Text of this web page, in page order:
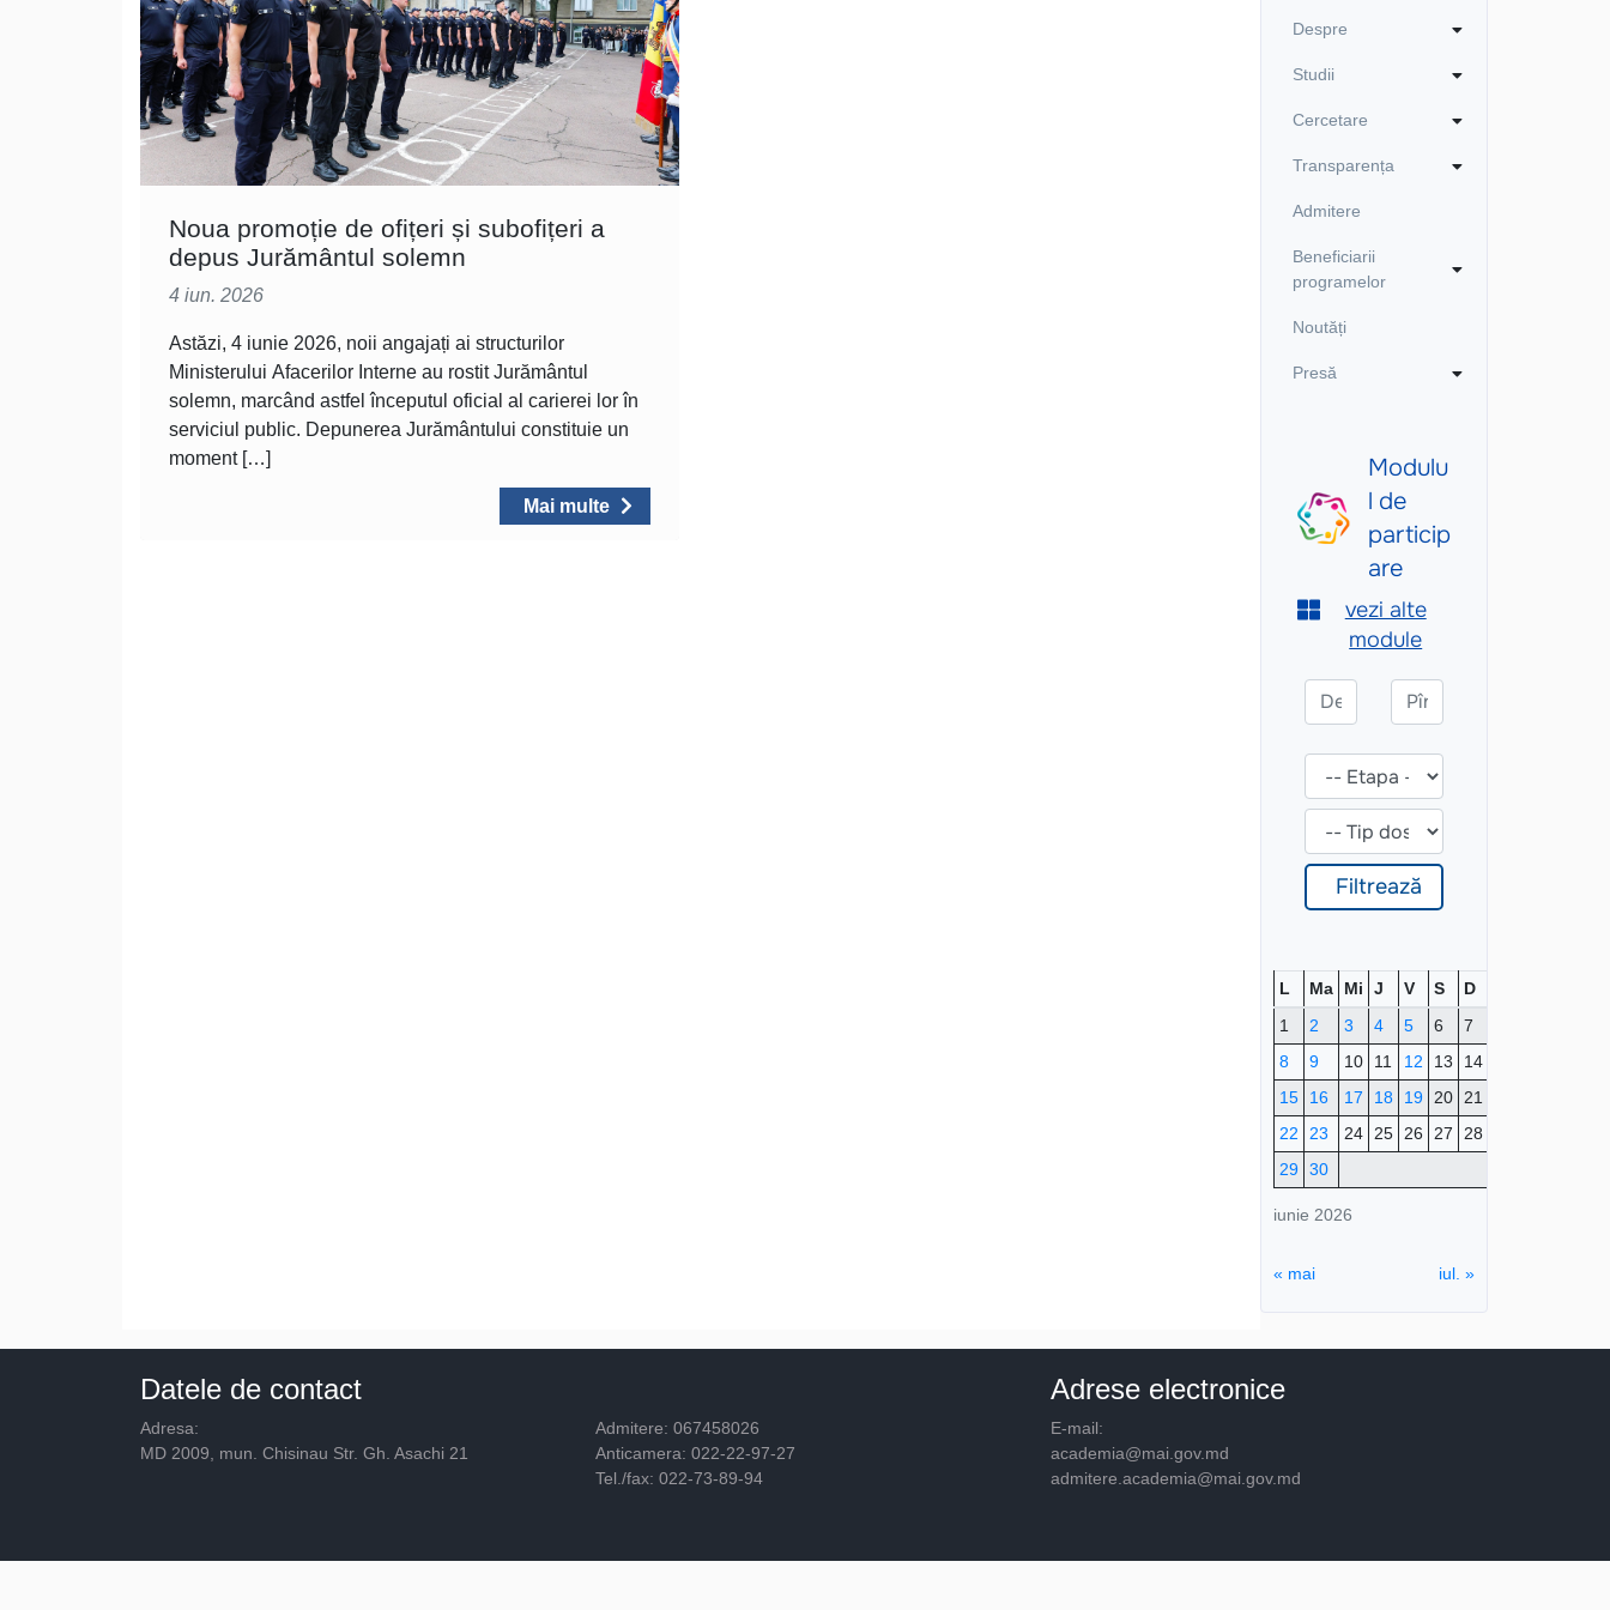
Noua promoție de ofițeri și subofițeri a
depus Jurământul solemn
4 iun. 2026
Astăzi, 4 iunie 2026, noii angajați ai structurilor
Ministerului Afacerilor Interne au rostit Jurământul
solemn, marcând astfel începutul oficial al carierei lor în
serviciul public. Depunerea Jurământului constituie un
moment […]
Mai multe
Despre
Studii
Cercetare
Transparența
Admitere
Beneficiarii
programelor
Noutăți
Presă
iunie 2026
L Ma Mi J V S
D
1
2 3 4 5 6
7
8
9 10 11 12 13
14
15
16 17 18 19 20
21
22
23 24 25 26 27
28
29 30
« mai iul. »
Datele de contact
Adresa:
MD 2009, mun. Chisinau Str. Gh. Asachi 21
Admitere: 067458026
Anticamera: 022-22-97-27
Tel./fax: 022-73-89-94
Adrese electronice
E-mail:
academia@mai.gov.md
admitere.academia@mai.gov.md